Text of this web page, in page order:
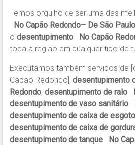
Temos orgulho de ser uma das
No Capão Redondo– De São
o desentupimento No Capão
toda a região em qualquer tipo de
Executamos também serviços de
Capão Redondo], desentupimento
Redondo, desentupimento de ralo
desentupimento de vaso sanitário
desentupimento de caixa de
desentupimento de caixa de
desentupimento de tanque No